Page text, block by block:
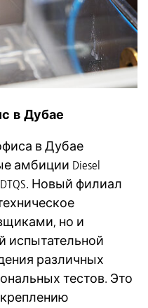
в Дубае
в Дубае
амбиции Diesel
Новый филиал
но и
испытательной
различных
тестов. Это